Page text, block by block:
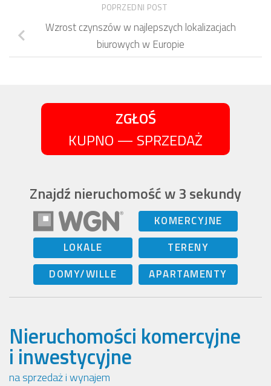
POPRZEDNI POST
Wzrost czynszów w najlepszych lokalizacjach
biurowych w Europie
ZGŁOŚ
KUPNO — SPRZEDAŻ
Znajdź nieruchomość w 3 sekundy
KOMERCYJNE
LOKALE
TERENY
DOMY/WILLE
APARTAMENTY
Nieruchomości komercyjne
i inwestycyjne
na sprzedaż i wynajem